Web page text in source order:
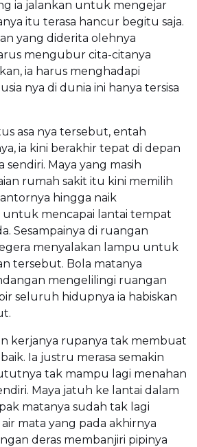
ia jalankan untuk mengejar
itu terasa hancur begitu saja.
yang diderita olehnya
mengubur cita-citanya
ia harus menghadapi
nya di dunia ini hanya tersisa
asa nya tersebut, entah
ia kini berakhir tepat di depan
Maya yang masih
rumah sakit itu kini memilih
hingga naik
mencapai lantai tempat
Sesampainya di ruangan
menyalakan lampu untuk
tersebut. Bola matanya
mengelilingi ruangan
seluruh hidupnya ia habiskan
kerjanya rupanya tak membuat
Ia justru merasa semakin
tak mampu lagi menahan
Maya jatuh ke lantai dalam
matanya sudah tak lagi
mata yang pada akhirnya
deras membanjiri pipinya